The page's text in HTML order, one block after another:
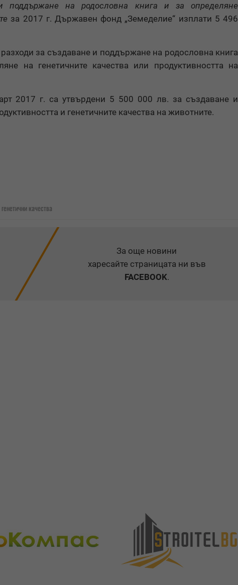
на родословна книга и за определяне
за 2017 г. Държавен фонд „Земеделие“ изплати 5 496
за създаване и поддържане на родословна книга
на генетичните качества или продуктивността на
2017 г. са утвърдени 5 500 000 лв. за създаване и
и генетичните качества на животните.
генетични качества
За още новини
харесайте страницата ни във
FACEBOOK.